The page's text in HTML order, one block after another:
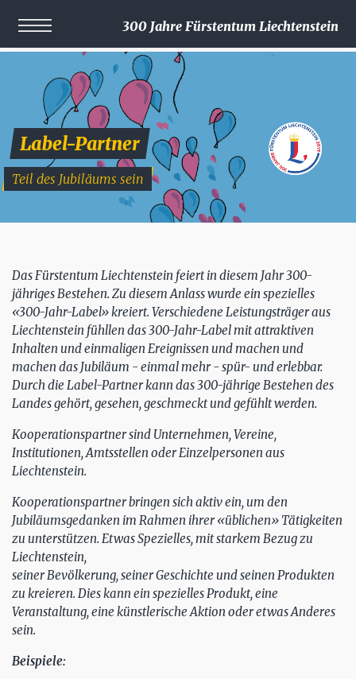
300 Jahre Fürstentum Liechtenstein
Label-Partner
Teil des Jubiläums sein
Das Fürstentum Liechtenstein feiert in diesem Jahr 300-
jähriges Bestehen. Zu diesem Anlass wurde ein spezielles
«300-Jahr-Label» kreiert. Verschiedene Leistungsträger aus
Liechtenstein fühllen das 300-Jahr-Label mit attraktiven
Inhalten und einmaligen Ereignissen und machen und
machen das Jubiläum - einmal mehr - spür- und erlebbar.
Durch die Label-Partner kann das 300-jährige Bestehen des
Landes gehört, gesehen, geschmeckt und gefühlt werden.
Kooperationspartner sind Unternehmen, Vereine,
Institutionen, Amtsstellen oder Einzelpersonen aus
Liechtenstein.
Kooperationspartner bringen sich aktiv ein, um den
Jubiläumsgedanken im Rahmen ihrer «üblichen» Tätigkeiten
zu unterstützen. Etwas Spezielles, mit starkem Bezug zu
Liechtenstein,
seiner Bevölkerung, seiner Geschichte und seinen Produkten
zu kreieren. Dies kann ein spezielles Produkt, eine
Veranstaltung, eine künstlerische Aktion oder etwas Anderes
sein.
Beispiele: